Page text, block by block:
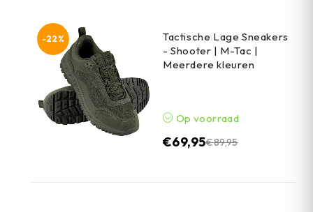
-22%
Tactische Lage Sneakers
- Shooter | M-Tac |
Meerdere kleuren
Op voorraad
€89,95
€69,95